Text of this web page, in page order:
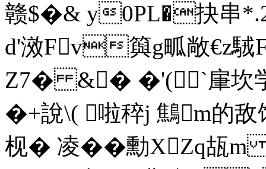
赣$�& y0PL�抉串
d'滧Fv籅g畖敞€z駥
Z7� &� �'(`肁坎学
�+說\( 啦稡j 鷦m的
枧� 凌��勳XZq瓳